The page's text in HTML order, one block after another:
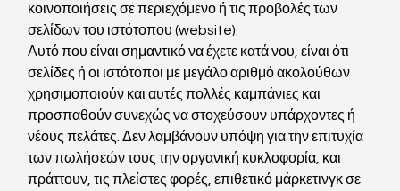
κοινοποιήσεις σε περιεχόμενο ή τις προβολές των
σελίδων του ιστότοπου (website).
Αυτό που είναι σημαντικό να έχετε κατά νου, είναι ότι
σελίδες ή οι ιστότοποι με μεγάλο αριθμό ακολούθων
χρησιμοποιούν και αυτές πολλές καμπάνιες και
προσπαθούν συνεχώς να στοχεύσουν υπάρχοντες ή
νέους πελάτες. Δεν λαμβάνουν υπόψη για την επιτυχία
των πωλήσεών τους την οργανική κυκλοφορία, και
πράττουν, τις πλείστες φορές, επιθετικό μάρκετινγκ σε